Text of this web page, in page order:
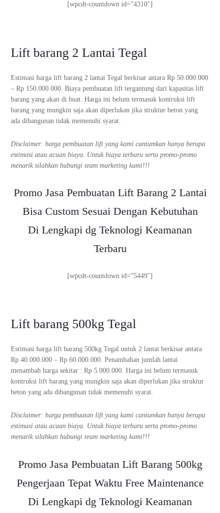
[wpcdt-countdown id=”4310″]
Lift barang 2 Lantai Tegal
Estimasi harga lift barang 2 lantai Tegal berkisar antara Rp 50.000.000
– Rp 150.000.000. Biaya pembuatan lift tergantung dari kapasitas lift
barang yang akan di buat. Harga ini belum termasuk kontruksi lift
barang yang mungkin saja akan diperlukan jika struktur beton yang
ada dibangunan tidak memenuhi syarat.
Disclaimer: harga pembuatan lift yang kami cantumkan hanya berupa
estimasi atau acuan biaya. Untuk biaya terbaru serta promo-promo
menarik silahkan hubungi team marketing kami!!!
Promo Jasa Pembuatan Lift Barang 2 Lantai
Bisa Custom Sesuai Dengan Kebutuhan
Di Lengkapi dg Teknologi Keamanan
Terbaru
[wpcdt-countdown id=”5449″]
Lift barang 500kg Tegal
Estimasi harga lift barang 500kg Tegal untuk 2 lantai berkisar antara
Rp 40.000.000 – Rp 60.000.000. Penambahan jumlah lantai
menambah harga sekitar : Rp 5.000.000. Harga ini belum termasuk
kontruksi lift barang yang mungkin saja akan diperlukan jika struktur
beton yang ada dibangunan tidak memenuhi syarat.
Disclaimer: harga pembuatan lift yang kami cantumkan hanya berupa
estimasi atau acuan biaya. Untuk biaya terbaru serta promo-promo
menarik silahkan hubungi team marketing kami!!!
Promo Jasa Pembuatan Lift Barang 500kg
Pengerjaan Tepat Waktu Free Maintenance
Di Lengkapi dg Teknologi Keamanan